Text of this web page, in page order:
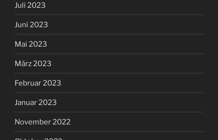
Juli 2023
Juni 2023
Mai 2023
März 2023
Februar 2023
Januar 2023
November 2022